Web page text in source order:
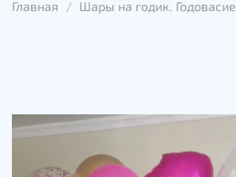
Главная Шары на годик. Годовасие